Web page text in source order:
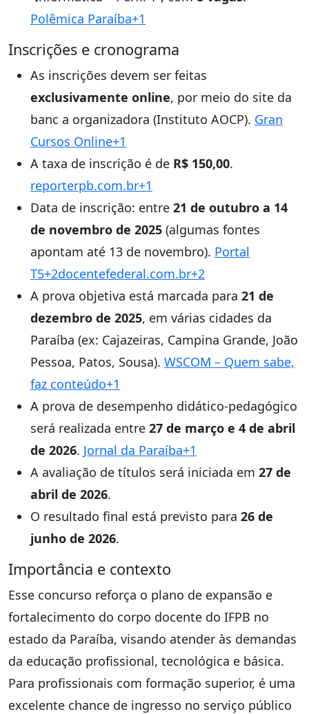
Polêmica Paraíba+1
Inscrições e cronograma
As inscrições devem ser feitas
exclusivamente online, por meio do site da
banc a organizadora (Instituto AOCP). Gran
Cursos Online+1
A taxa de inscrição é de R$ 150,00.
reporterpb.com.br+1
Data de inscrição: entre 21 de outubro a 14
de novembro de 2025 (algumas fontes
apontam até 13 de novembro). Portal
T5+2docentefederal.com.br+2
A prova objetiva está marcada para 21 de
dezembro de 2025, em várias cidades da
Paraíba (ex: Cajazeiras, Campina Grande, João
Pessoa, Patos, Sousa). WSCOM – Quem sabe,
faz conteúdo+1
A prova de desempenho didático-pedagógico
será realizada entre 27 de março e 4 de abril
de 2026. Jornal da Paraíba+1
A avaliação de títulos será iniciada em 27 de
abril de 2026.
O resultado final está previsto para 26 de
junho de 2026.
Importância e contexto
Esse concurso reforça o plano de expansão e
fortalecimento do corpo docente do IFPB no
estado da Paraíba, visando atender às demandas
da educação profissional, tecnológica e básica.
Para profissionais com formação superior, é uma
excelente chance de ingresso no serviço público